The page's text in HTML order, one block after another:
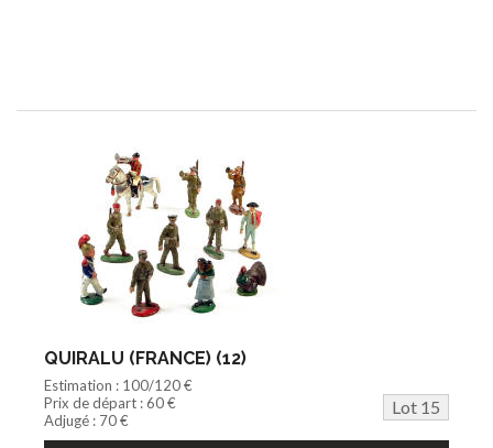
QUIRALU (FRANCE) (12)
Estimation : 100/120 €
Prix de départ : 60 €
Lot 15
Adjugé : 70 €